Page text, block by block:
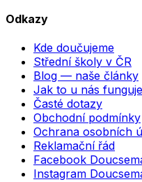
Odkazy
Kde doučujeme
Střední školy v ČR
Blog — naše články
Jak to u nás funguje
Časté dotazy
Obchodní podmínky
Ochrana osobních
Reklamační řád
Facebook
Instagram